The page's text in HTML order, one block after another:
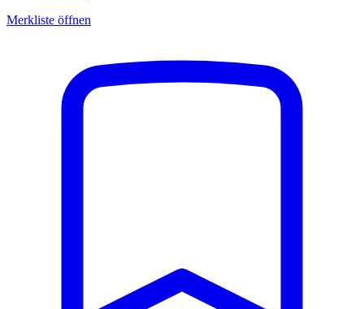
Merkliste öffnen